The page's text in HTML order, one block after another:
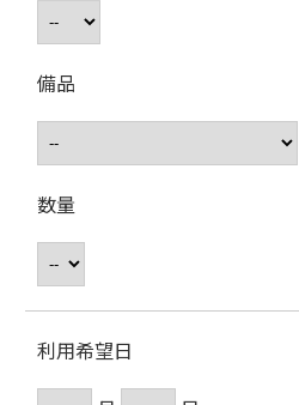
備品
数量
利用希望日